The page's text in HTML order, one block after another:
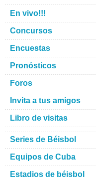
En vivo!!!
Concursos
Encuestas
Pronósticos
Foros
Invita a tus amigos
Libro de visitas
Series de Béisbol
Equipos de Cuba
Estadios de béisbol